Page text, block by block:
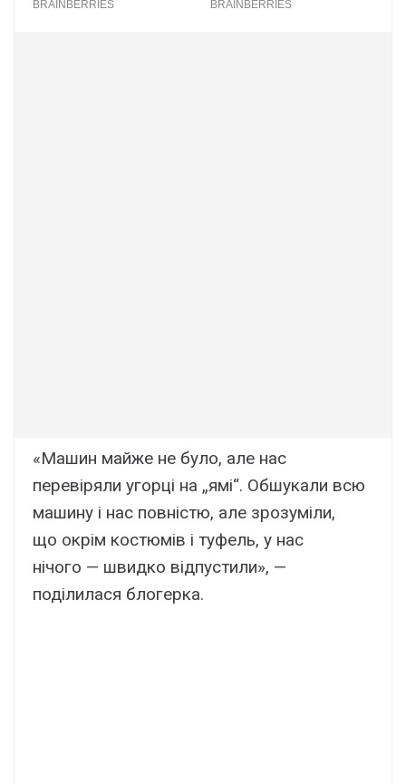
«Машин майже не було, але нас
перевіряли угорці на „ямі“. Обшукали всю
машину і нас повністю, але зрозуміли,
що окрім костюмів і туфель, у нас
нічого — швидко відпустили», —
поділилася блогерка.